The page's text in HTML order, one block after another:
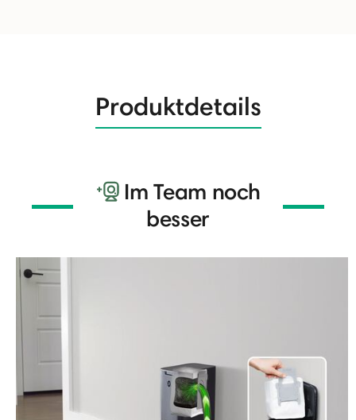
Produktdetails
Im Team noch
besser